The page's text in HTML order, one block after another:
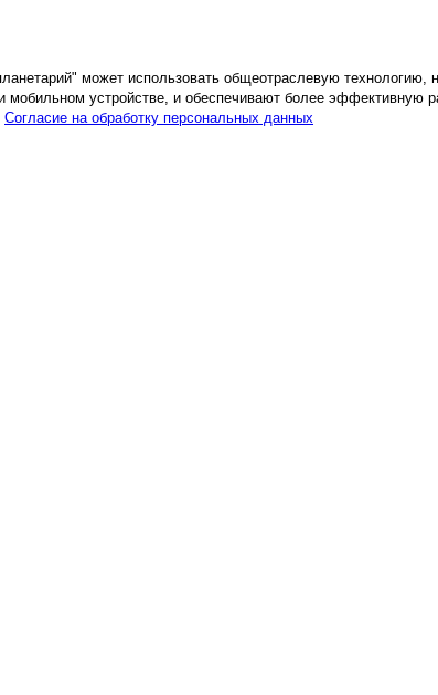
может использовать общеотраслевую
устройстве, и обеспечивают более эффективную
Согласие на обработку персональных данных